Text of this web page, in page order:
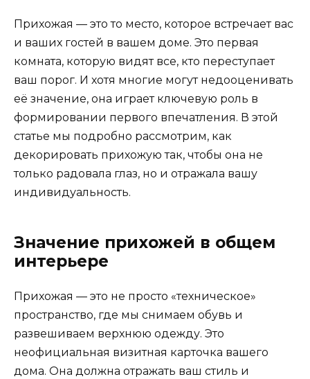
Прихожая — это то место, которое встречает вас
и ваших гостей в вашем доме. Это первая
комната, которую видят все, кто переступает
ваш порог. И хотя многие могут недооценивать
её значение, она играет ключевую роль в
формировании первого впечатления. В этой
статье мы подробно рассмотрим, как
декорировать прихожую так, чтобы она не
только радовала глаз, но и отражала вашу
индивидуальность.
Значение прихожей в общем
интерьере
Прихожая — это не просто «техническое»
пространство, где мы снимаем обувь и
развешиваем верхнюю одежду. Это
неофициальная визитная карточка вашего
дома. Она должна отражать ваш стиль и